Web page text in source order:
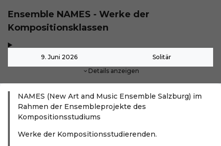
Ensemble NAMES - Werke der
Kompositionsklassen
9. Juni 2026 Solitär
Details anzeigen
NAMES (New Art and Music Ensemble Salzburg) im
Rahmen der Ensembleprojekte des
Kompositionsstudiums
Werke der Kompositionsstudierenden.